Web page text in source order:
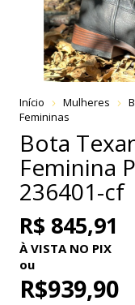
Início Mulheres
Femininas
Bota
Feminina
236401-cf
R$ 845,91
À VISTA NO PIX
ou
R$939,90